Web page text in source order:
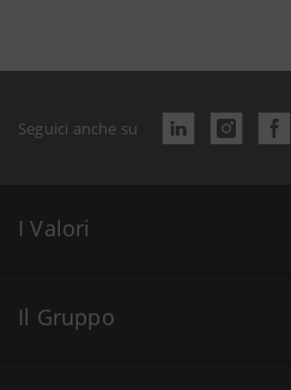
Seguici anche su
I Valori
Il Gruppo